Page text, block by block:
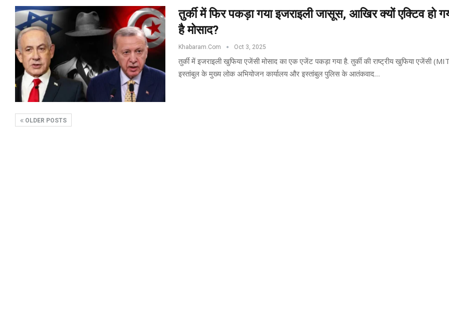
तुर्की में फिर पकड़ा गया इजराइली जासूस, आखिर क्यों एक्टिव हो
है मोसाद?
Khabaram.Com Oct 3, 2025
तुर्की में इजराइली खुफिया एजेंसी मोसाद का एक एजेंट पकड़ा गया है. तुर्की की राष्ट्रीय खुफिया एजेंसी
इस्तांबुल के मुख्य लोक अभियोजन कार्यालय और इस्तांबुल पुलिस के आतंकवाद…
OLDER POSTS